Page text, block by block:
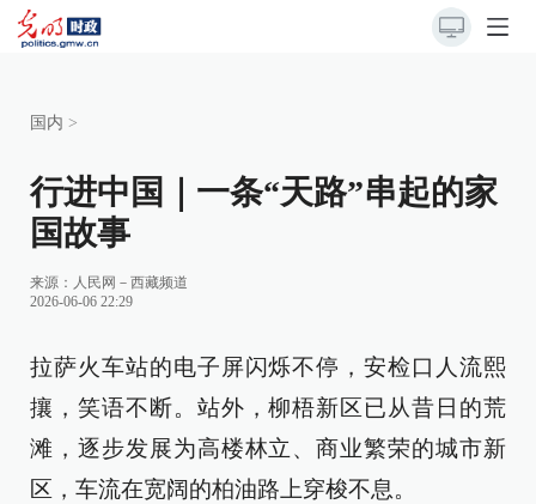
国内 >
行进中国｜一条“天路”串起的家
国故事
来源： 人民网－西藏频道
2026-06-06 22:29
拉萨火车站的电子屏闪烁不停，安检口人流熙
攘，笑语不断。站外，柳梧新区已从昔日的荒
滩，逐步发展为高楼林立、商业繁荣的城市新
区，车流在宽阔的柏油路上穿梭不息。